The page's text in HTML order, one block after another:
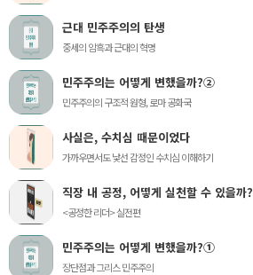
근대 민주주의의 탄생
중세의 암흑과 근대의 혁명
민주주의는 어떻게 변했을까?②
민주주의의 구조적 원형, 로마 공화국
사실은, 수치심 때문이었다
가까우면서도 낯선 감정인 수치심 이해하기
직장 내 공정, 어떻게 실천할 수 있을까?
<공정한 리더> 실전편
민주주의는 어떻게 변했을까?①
장단점과 그리스 민주주의